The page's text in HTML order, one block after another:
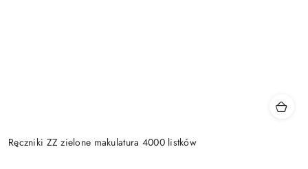
Ręczniki ZZ zielone makulatura 4000 listków